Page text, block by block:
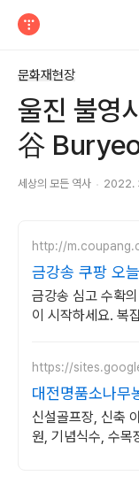
문화재현장
울진 불영
谷
세상의 모든 역사 2022.
http://
금강송 쿠팡 오
금강송 심고 수확
이 시작하세요. 복
https://
대전명품소나무
신설골프장, 신축
원, 기념식수, 수목